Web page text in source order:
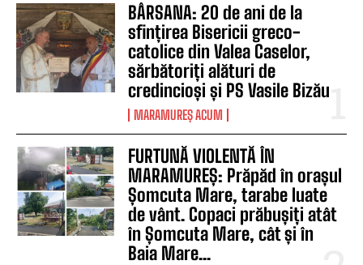
BÂRSANA: 20 de ani de la
sfințirea Bisericii greco-
catolice din Valea Caselor,
sărbătoriți alături de
credincioși și PS Vasile Bizău
MARAMUREȘ ACUM
FURTUNĂ VIOLENTĂ ÎN
MARAMUREȘ: Prăpăd în orașul
Șomcuta Mare, tarabe luate
de vânt. Copaci prăbușiți atât
în Șomcuta Mare, cât și în
Baia Mare...